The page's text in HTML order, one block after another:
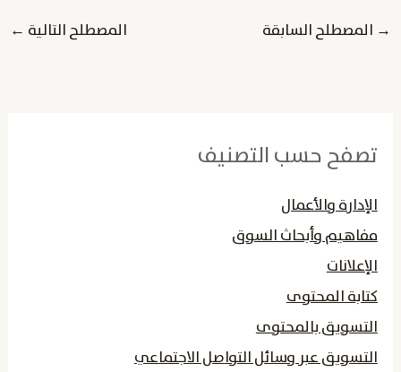
→ المصطلح السابقة المصطلح التالية ←
تصفح حسب التصنيف
الإدارة والأعمال
مفاهيم وأبحاث السوق
الإعلانات
كتابة المحتوى
التسويق بالمحتوى
التسويق عبر وسائل التواصل الاجتماعي